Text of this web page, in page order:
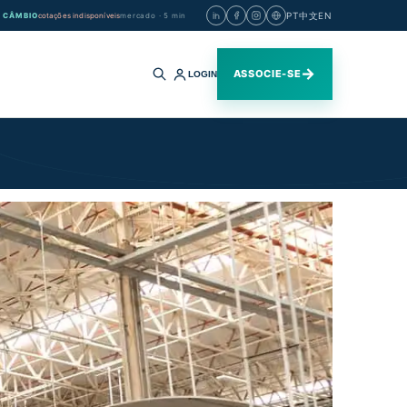
CÂMBIOcotações indisponíveismercado · 5 min PT中文EN
Buscar
site
LOGIN ASSOCIE-SE→